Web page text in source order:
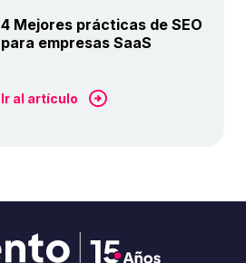
4 Mejores prácticas de SEO
para empresas SaaS
Ir al artículo